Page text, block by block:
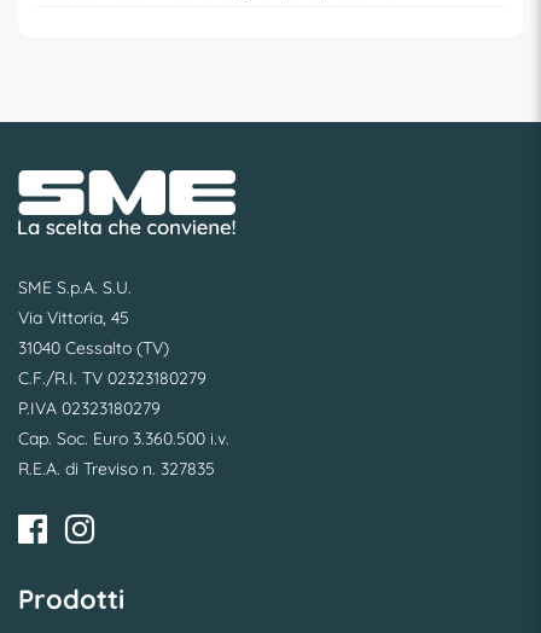
SME S.p.A. S.U.
Via Vittoria, 45
31040 Cessalto (TV)
C.F./R.I. TV 02323180279
P.IVA 02323180279
Cap. Soc. Euro 3.360.500 i.v.
R.E.A. di Treviso n. 327835
Prodotti